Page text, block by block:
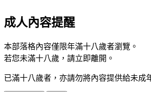
成人內容提醒
本部落格內容僅限年滿十八歲者瀏覽。
若您未滿十八歲，請立即離開。
已滿十八歲者，亦請勿將內容提供給未成